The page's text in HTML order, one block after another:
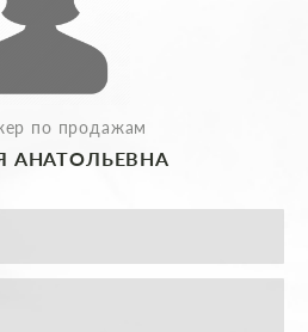
по продажам
АНАТОЛЬЕВНА